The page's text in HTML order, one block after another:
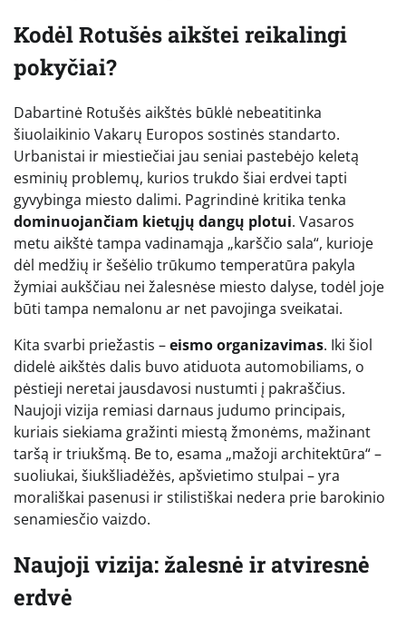
Kodėl Rotušės aikštei reikalingi
pokyčiai?
Dabartinė Rotušės aikštės būklė nebeatitinka
šiuolaikinio Vakarų Europos sostinės standarto.
Urbanistai ir miestiečiai jau seniai pastebėjo keletą
esminių problemų, kurios trukdo šiai erdvei tapti
gyvybinga miesto dalimi. Pagrindinė kritika tenka
dominuojančiam kietųjų dangų plotui. Vasaros
metu aikštė tampa vadinamąja „karščio sala“, kurioje
dėl medžių ir šešėlio trūkumo temperatūra pakyla
žymiai aukščiau nei žalesnėse miesto dalyse, todėl joje
būti tampa nemalonu ar net pavojinga sveikatai.
Kita svarbi priežastis –eismo organizavimas. Iki šiol
didelė aikštės dalis buvo atiduota automobiliams, o
pėstieji neretai jausdavosi nustumti į pakraščius.
Naujoji vizija remiasi darnaus judumo principais,
kuriais siekiama gražinti miestą žmonėms, mažinant
taršą ir triukšmą. Be to, esama „mažoji architektūra“ –
suoliukai, šiukšliadėžės, apšvietimo stulpai – yra
morališkai pasenusi ir stilistiškai nedera prie barokinio
senamiesčio vaizdo.
Naujoji vizija: žalesnė ir atviresnė
erdvė